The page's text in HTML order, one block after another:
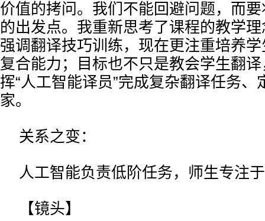
价值的拷问。我们不能回避问题，而
的出发点。我重新思考了课程的教学
强调翻译技巧训练，现在更注重培养学
复合能力；目标也不只是教会学生翻
挥“人工智能译员”完成复杂翻译任务、
家。
关系之变：
人工智能负责低阶任务，师生专注
【镜头】